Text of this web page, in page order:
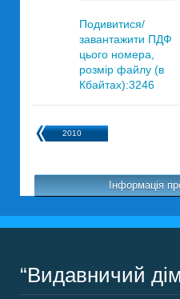
Подивитися/
завантажити ПДФ
цього номера,
розмір файлу (в
Кбайтах):3246
2010
Інформація
“Видавничий